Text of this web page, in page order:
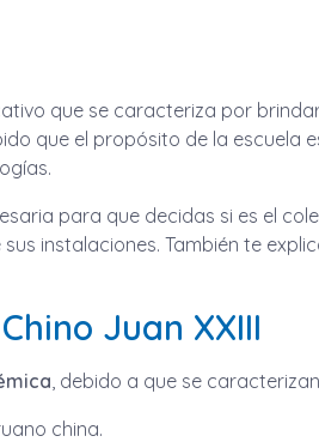
que se caracteriza por
que el propósito de la escuela
para que decidas si es el
instalaciones. También te
Juan XXIII
, debido a que se
china.